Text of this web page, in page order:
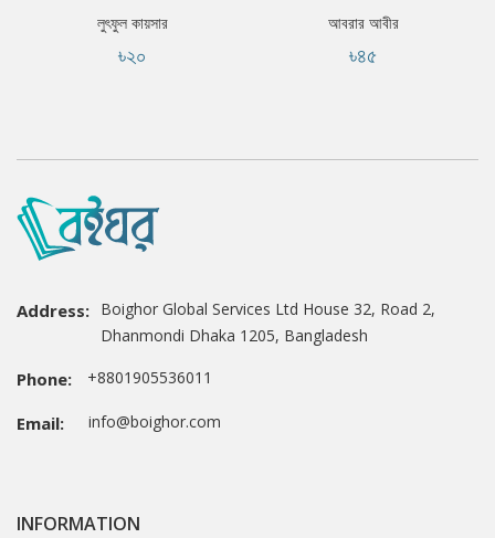
লুৎফুল কায়সার
৳২০
আবরার আবীর
৳৪৫
Address: Boighor Global Services Ltd House 32, Road 2,
Dhanmondi Dhaka 1205, Bangladesh
Phone: +8801905536011
Email: info@boighor.com
INFORMATION